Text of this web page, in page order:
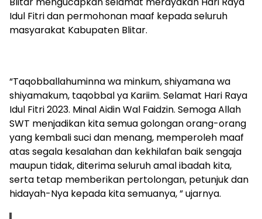
Idul Fitri dan permohonan maaf kepada seluruh
masyarakat Kabupaten Blitar.
“Taqobballahuminna wa minkum, shiyamana wa
shiyamakum, taqobbal ya Kariim. Selamat Hari Raya
Idul Fitri 2023. Minal Aidin Wal Faidzin. Semoga Allah
SWT menjadikan kita semua golongan orang-orang
yang kembali suci dan menang, memperoleh maaf
atas segala kesalahan dan kekhilafan baik sengaja
maupun tidak, diterima seluruh amal ibadah kita,
serta tetap memberikan pertolongan, petunjuk dan
hidayah-Nya kepada kita semuanya, ” ujarnya.